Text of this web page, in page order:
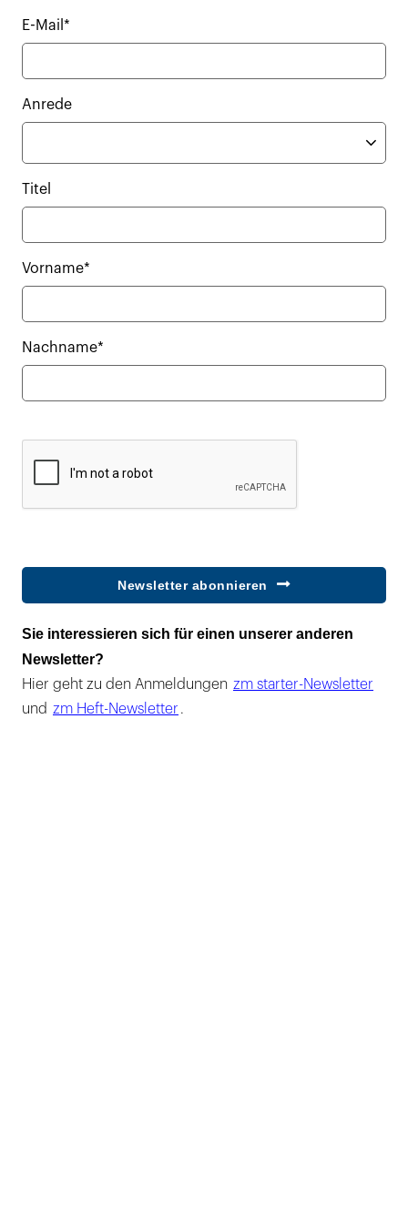
E-Mail*
Anrede
Titel
Vorname*
Nachname*
Newsletter abonnieren
Sie interessieren sich für einen unserer anderen
Newsletter?
Hier geht zu den Anmeldungen zm starter-Newsletter
und zm Heft-Newsletter .